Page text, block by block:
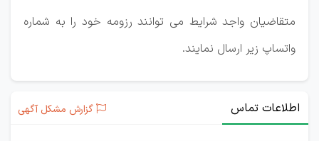
متقاضیان واجد شرایط می توانند رزومه خود را به شماره
واتساپ زیر ارسال نمایند.
اطلاعات تماس گزارش مشکل آگهی